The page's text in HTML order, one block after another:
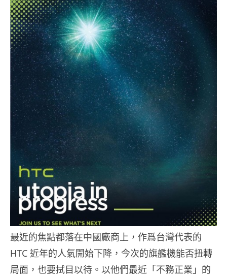
最近的焦點都落在中國廠商上，作爲台灣代表的
HTC 近年的人氣開始下降，今次的旗艦機能否扭轉
局面，也要拭目以待。以他們最近「不務正業」的